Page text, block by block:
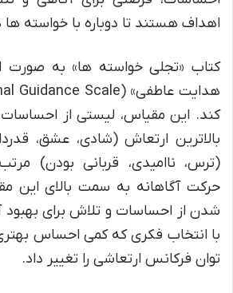
اهداف هستند تا دوباره با خواسته
کتاب «تجلی خواسته ها» به صورت
کند. این مقیاس، لیستی از
بالاترین ارتعاش (شادی، عشق،
(ترس، ناامیدی، قربانی بودن)
حرکت آگاهانه به سمت بالای این
شدن از احساسات و تلاش برای بهبود
با انتخاب فکری که کمی احساس
توان فرکانس ارتعاشی را تغییر داد.